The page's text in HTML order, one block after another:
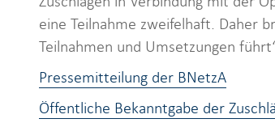
eine Teilnahme zweifelhaft. Daher
Teilnahmen und Umsetzungen
Pressemitteilung der BNetzA
Öffentliche Bekanntgabe der